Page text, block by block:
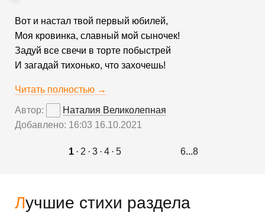
Лучшие стихи раздела
Вот и настал твой первый юбилей,
Моя кровинка, славный мой сыночек!
Задуй все свечи в торте побыстрей
И загадай тихонько, что захочешь!
Читать полностью →
Автор:
Наталия Великолепная
Добавлено: 16:03 16.10.2021
1 · 2 · 3 · 4 · 5 6...8